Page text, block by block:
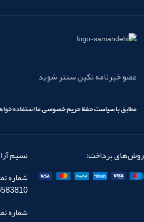
عضو خبرنامه نگین سنتر شوید
مطابق باسیاست حفظ حریم خصوصیما استفاده
روش‌های پرداخت:
نسیم
شماره نمابر: